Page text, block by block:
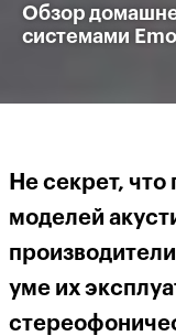
Обзор
системами
Не секрет,
моделей
уме их